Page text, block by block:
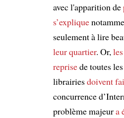
avec l'apparition de
s’explique
seulement à lire
leur quartier. Or,
reprisede toutes
librairiesdoivent
concurrence
problème majeura